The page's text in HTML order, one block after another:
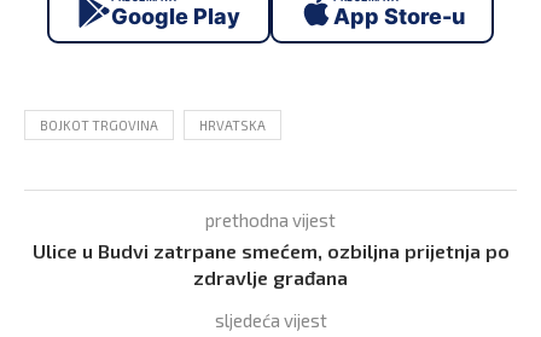
Google Play App Store-u
BOJKOT TRGOVINA HRVATSKA
prethodna vijest
Ulice u Budvi zatrpane smećem, ozbiljna prijetnja po
zdravlje građana
sljedeća vijest